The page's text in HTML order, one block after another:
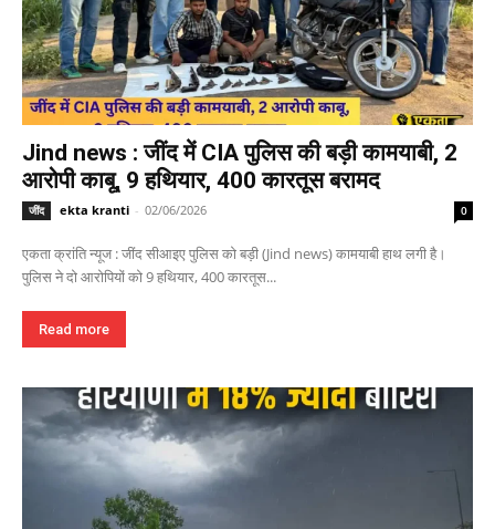
Jind news : जींद में CIA पुलिस की बड़ी कामयाबी, 2
आरोपी काबू, 9 हथियार, 400 कारतूस बरामद
जींद ekta kranti - 02/06/2026 0
एकता क्रांति न्यूज : जींद सीआइए पुलिस को बड़ी (Jind news) कामयाबी हाथ लगी है।
पुलिस ने दो आरोपियों को 9 हथियार, 400 कारतूस...
Read more